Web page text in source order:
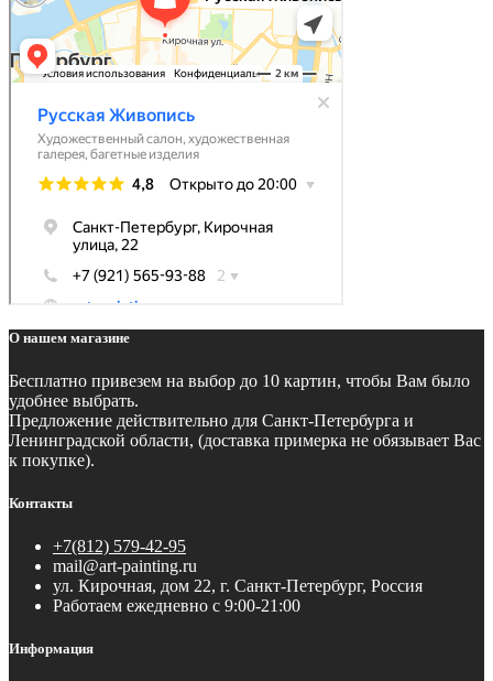
О нашем магазине
Бесплатно привезем на выбор до 10 картин, чтобы Вам было
удобнее выбрать.
Предложение действительно для Санкт-Петербурга и
Ленинградской области, (доставка примерка не обязывает Вас
к покупке).
Контакты
+7(812) 579-42-95
mail@art-painting.ru
ул. Кирочная, дом 22, г. Санкт-Петербург, Россия
Работаем ежедневно с 9:00-21:00
Информация